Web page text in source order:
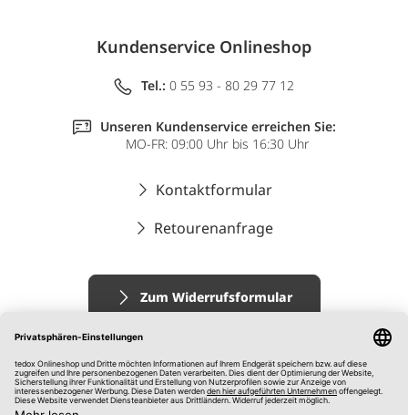
Kundenservice Onlineshop
Tel.: 0 55 93 - 80 29 77 12
Unseren Kundenservice erreichen Sie:
MO-FR: 09:00 Uhr bis 16:30 Uhr
Kontaktformular
Retourenanfrage
Zum Widerrufsformular
Impressum
AGB